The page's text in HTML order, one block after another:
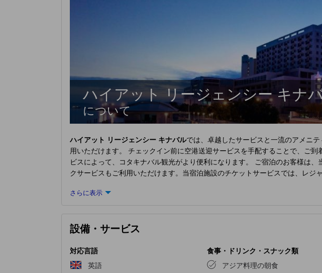
ハイアット リージェンシー キナ
について
ハイアット リージェンシー キナバルでは、卓越したサービスと一流のアメニ
用いただけます。 チェックイン前に空港送迎サービスを手配することで、ご
ビスによって、コタキナバル観光がより便利になります。 ご宿泊のお客様は
クサービスもご利用いただけます。当宿泊施設のチケットサービスでは、レジ
ービスで、お部屋での滞在を最大限にお楽しみいただけます。
ントをお楽しみいただけます。 コーヒーや紅茶を淹れるのに必要なものがす
る当宿泊施設では、バスローブ、タオル、ドライヤーをご用意しております
す。ハイアット リージェンシー キナバル
では、毎朝おいしい朝食をご用意し
う。 当宿泊施設では、食欲が湧いたときにいつでも満足できるよう、簡単に
さらに表示
設備・サービス
対応言語
英語
食事・ドリンク・スナック類
アジア料理の朝食